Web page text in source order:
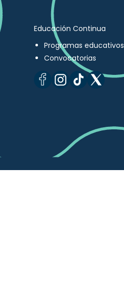
Educación Continua
Programas educativos
Convocatorias